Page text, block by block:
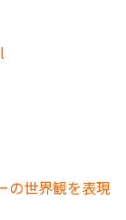
世界観を表現